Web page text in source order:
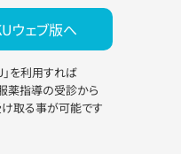
ウェブ版へ
」を利用すれば
薬指導の受診から
取る事が可能です